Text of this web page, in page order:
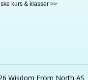
kurs & klasser >>
Wisdom From North AS